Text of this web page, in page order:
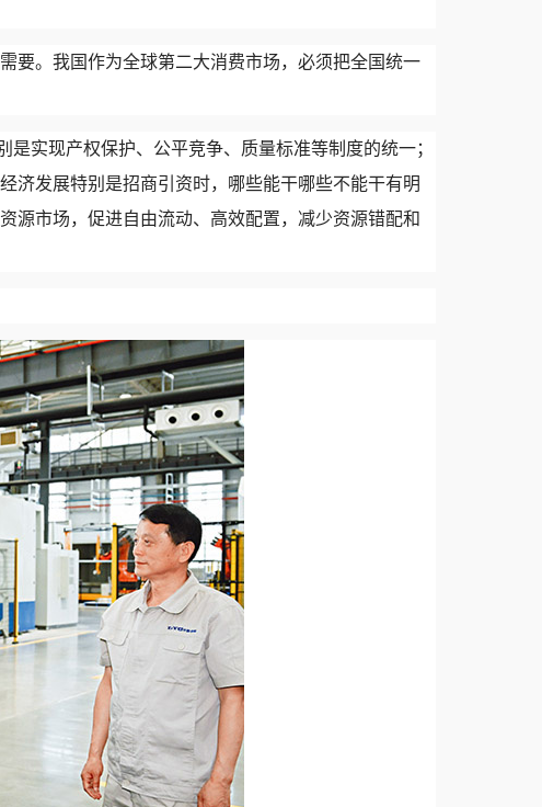
要。我国作为全球第二大消费市场，必须把全国统一
实现产权保护、公平竞争、质量标准等制度的统一；
济发展特别是招商引资时，哪些能干哪些不能干有明
源市场，促进自由流动、高效配置，减少资源错配和